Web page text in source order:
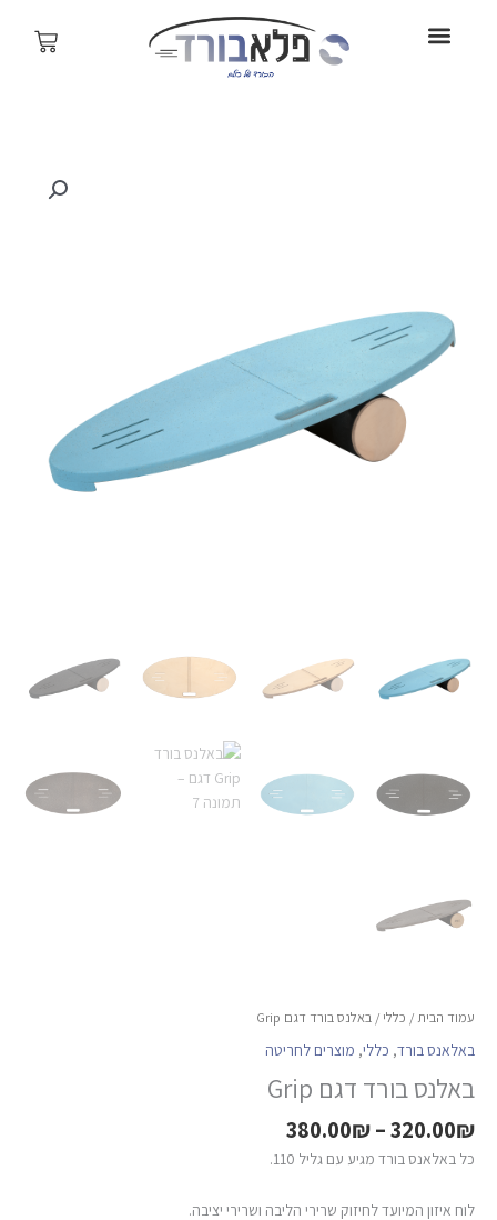
עגלת
עמוד הבית / כללי / באלנס בורד דגם Grip
באלאנס בורד, כללי, מוצרים לחריטה
באלנס בורד דגם Grip
320.00₪
–
380.00₪
כל באלאנס בורד מגיע עם גליל 110.
לוח איזון המיועד לחיזוק שרירי הליבה ושרירי יציבה.